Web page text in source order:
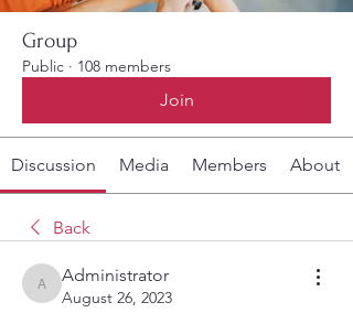
Group
Public · 108 members
Join
Discussion Media Members About
Back
Administrator
Administrator
August 26, 2023